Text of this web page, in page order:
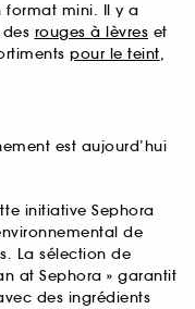
format mini. Il y a
rouges à lèvres et
pour le teint,
est aujourd’hui
initiative Sephora
de
La sélection de
at Sephora » garantit
des ingrédients